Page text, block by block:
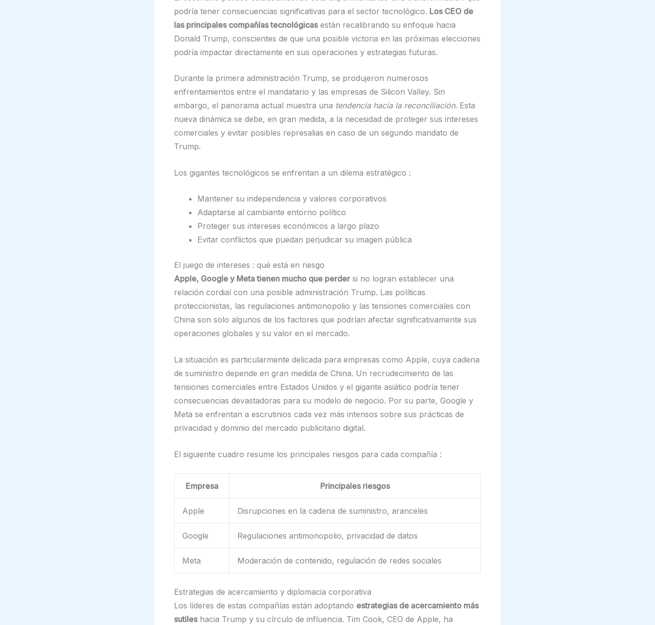
podría tener consecuencias significativas para el sector tecnológico. Los CEO de
las principales compañías tecnológicasestán recalibrando su enfoque hacia
Donald Trump, conscientes de que una posible victoria en las próximas elecciones
podría impactar directamente en sus operaciones y estrategias futuras.
Durante la primera administración Trump, se produjeron numerosos
enfrentamientos entre el mandatario y las empresas de Silicon Valley. Sin
embargo, el panorama actual muestra una tendencia hacia la reconciliación. Esta
nueva dinámica se debe, en gran medida, a la necesidad de proteger sus intereses
comerciales y evitar posibles represalias en caso de un segundo mandato de
Trump.
Los gigantes tecnológicos se enfrentan a un dilema estratégico :
Mantener su independencia y valores corporativos
Adaptarse al cambiante entorno político
Proteger sus intereses económicos a largo plazo
Evitar conflictos que puedan perjudicar su imagen pública
El juego de intereses : qué está en riesgo
Apple, Google y Meta tienen mucho que perder si no logran establecer una
relación cordial con una posible administración Trump. Las políticas
proteccionistas, las regulaciones antimonopolio y las tensiones comerciales con
China son solo algunos de los factores que podrían afectar significativamente sus
operaciones globales y su valor en el mercado.
La situación es particularmente delicada para empresas como Apple, cuya cadena
de suministro depende en gran medida de China. Un recrudecimiento de las
tensiones comerciales entre Estados Unidos y el gigante asiático podría tener
consecuencias devastadoras para su modelo de negocio. Por su parte, Google y
Meta se enfrentan a escrutinios cada vez más intensos sobre sus prácticas de
privacidad y dominio del mercado publicitario digital.
El siguiente cuadro resume los principales riesgos para cada compañía :
Empresa Principales riesgos
Apple Disrupciones en la cadena de suministro, aranceles
Google Regulaciones antimonopolio, privacidad de datos
Meta Moderación de contenido, regulación de redes sociales
Estrategias de acercamiento y diplomacia corporativa
Los líderes de estas compañías están adoptando estrategias de acercamiento más
sutileshacia Trump y su círculo de influencia. Tim Cook, CEO de Apple, ha